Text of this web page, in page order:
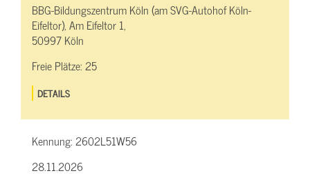
BBG-Bildungszentrum Köln (am SVG-Autohof Köln-
Eifeltor), Am Eifeltor 1,
50997 Köln
Freie Plätze:25
DETAILS
Kennung:2602L51W56
28.11.2026